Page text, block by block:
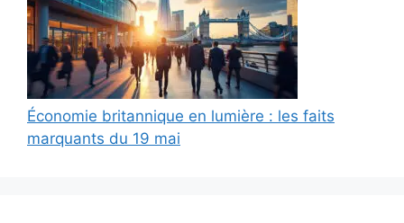
Économie britannique en lumière : les faits
marquants du 19 mai